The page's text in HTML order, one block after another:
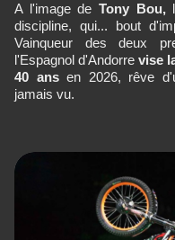
A l'image de Tony Bou,
discipline, qui... bout
Vainqueur des deux
l'Espagnol d'Andorre vise
40 ansen 2026, rêve
jamais vu.